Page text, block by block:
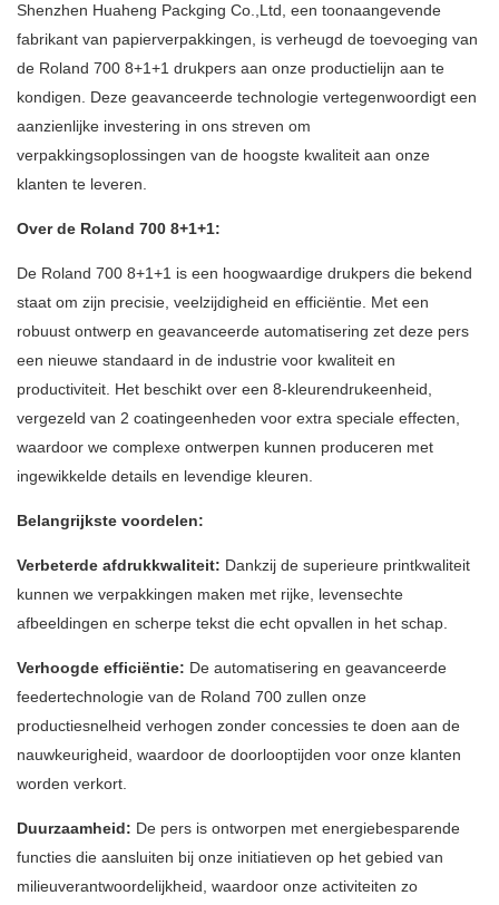
Shenzhen Huaheng Packging Co.,Ltd, een toonaangevende
fabrikant van papierverpakkingen, is verheugd de toevoeging van
de Roland 700 8+1+1 drukpers aan onze productielijn aan te
kondigen. Deze geavanceerde technologie vertegenwoordigt een
aanzienlijke investering in ons streven om
verpakkingsoplossingen van de hoogste kwaliteit aan onze
klanten te leveren.
Over de Roland 700 8+1+1:
De Roland 700 8+1+1 is een hoogwaardige drukpers die bekend
staat om zijn precisie, veelzijdigheid en efficiëntie. Met een
robuust ontwerp en geavanceerde automatisering zet deze pers
een nieuwe standaard in de industrie voor kwaliteit en
productiviteit. Het beschikt over een 8-kleurendrukeenheid,
vergezeld van 2 coatingeenheden voor extra speciale effecten,
waardoor we complexe ontwerpen kunnen produceren met
ingewikkelde details en levendige kleuren.
Belangrijkste voordelen:
Verbeterde afdrukkwaliteit: Dankzij de superieure printkwaliteit
kunnen we verpakkingen maken met rijke, levensechte
afbeeldingen en scherpe tekst die echt opvallen in het schap.
Verhoogde efficiëntie: De automatisering en geavanceerde
feedertechnologie van de Roland 700 zullen onze
productiesnelheid verhogen zonder concessies te doen aan de
nauwkeurigheid, waardoor de doorlooptijden voor onze klanten
worden verkort.
Duurzaamheid: De pers is ontworpen met energiebesparende
functies die aansluiten bij onze initiatieven op het gebied van
milieuverantwoordelijkheid, waardoor onze activiteiten zo